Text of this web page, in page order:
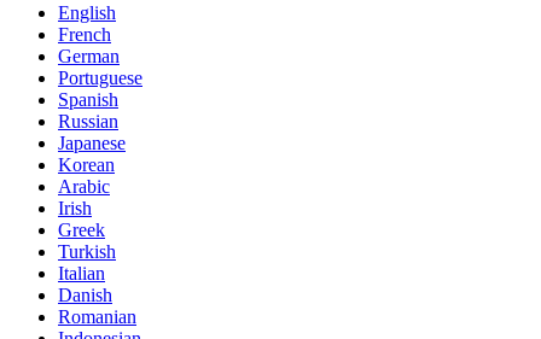
English
French
German
Portuguese
Spanish
Russian
Japanese
Korean
Arabic
Irish
Greek
Turkish
Italian
Danish
Romanian